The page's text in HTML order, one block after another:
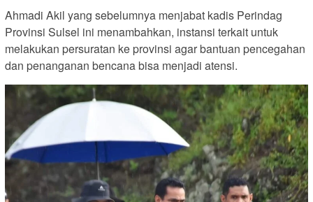
Ahmadi Akil yang sebelumnya menjabat kadis Perindag
Provinsi Sulsel ini menambahkan, instansi terkait untuk
melakukan persuratan ke provinsi agar bantuan pencegahan
dan penanganan bencana bisa menjadi atensi.